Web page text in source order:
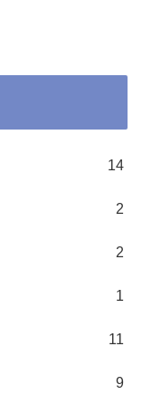
14
2
2
1
11
9